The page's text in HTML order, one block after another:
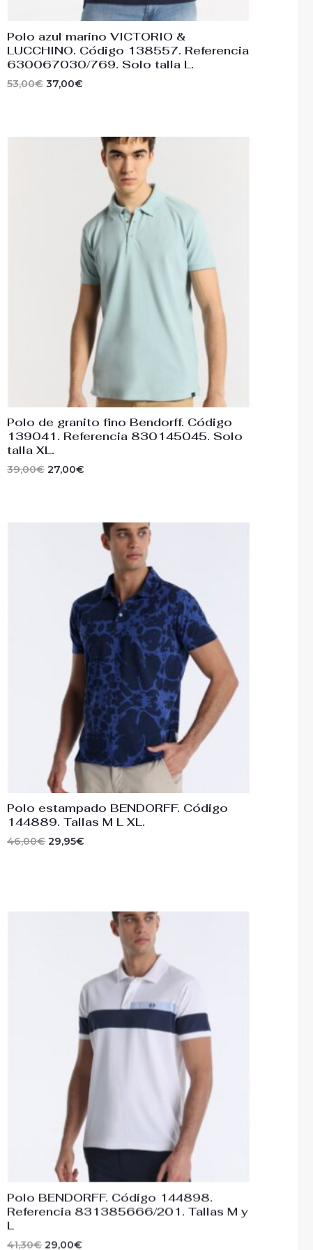
Polo azul marino VICTORIO &
LUCCHINO. Código 138557. Referencia
630067030/769. Solo talla L.
53,00€ 37,00€
Polo de granito fino Bendorff. Código
139041. Referencia 830145045. Solo
talla XL.
39,00€ 27,00€
precio
actual
27,00€.
Polo estampado BENDORFF. Código
144889. Tallas M L XL.
46,00€ 29,95€
precio
actual
29,95€.
Polo BENDORFF. Código 144898.
Referencia 831385666/201. Tallas M y
L
41,30€ 29,00€
precio
actual
29,00€.